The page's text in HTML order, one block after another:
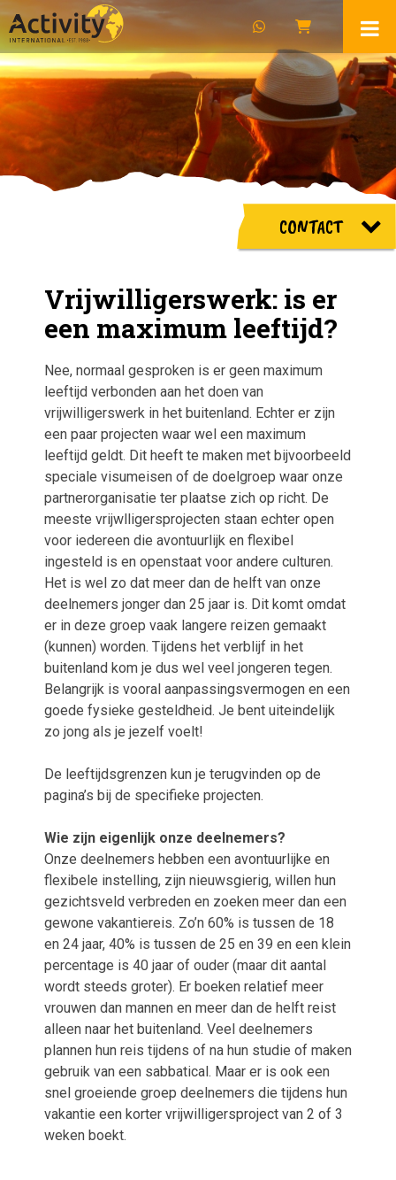
CONTACT
Vrijwilligerswerk: is er
een maximum leeftijd?
Nee, normaal gesproken is er geen maximum
leeftijd verbonden aan het doen van
vrijwilligerswerk in het buitenland. Echter er zijn
een paar projecten waar wel een maximum
leeftijd geldt. Dit heeft te maken met bijvoorbeeld
speciale visumeisen of de doelgroep waar onze
partnerorganisatie ter plaatse zich op richt. De
meeste vrijwlligersprojecten staan echter open
voor iedereen die avontuurlijk en flexibel
ingesteld is en openstaat voor andere culturen.
Het is wel zo dat meer dan de helft van onze
deelnemers jonger dan 25 jaar is. Dit komt omdat
er in deze groep vaak langere reizen gemaakt
(kunnen) worden. Tijdens het verblijf in het
buitenland kom je dus wel veel jongeren tegen.
Belangrijk is vooral aanpassingsvermogen en een
goede fysieke gesteldheid. Je bent uiteindelijk
zo jong als je jezelf voelt!
De leeftijdsgrenzen kun je terugvinden op de
pagina’s bij de specifieke projecten.
Wie zijn eigenlijk onze deelnemers?
Onze deelnemers hebben een avontuurlijke en
flexibele instelling, zijn nieuwsgierig, willen hun
gezichtsveld verbreden en zoeken meer dan een
gewone vakantiereis. Zo’n 60% is tussen de 18
en 24 jaar, 40% is tussen de 25 en 39 en een klein
percentage is 40 jaar of ouder (maar dit aantal
wordt steeds groter). Er boeken relatief meer
vrouwen dan mannen en meer dan de helft reist
alleen naar het buitenland. Veel deelnemers
plannen hun reis tijdens of na hun studie of maken
gebruik van een sabbatical. Maar er is ook een
snel groeiende groep deelnemers die tijdens hun
vakantie een korter vrijwilligersproject van 2 of 3
weken boekt.